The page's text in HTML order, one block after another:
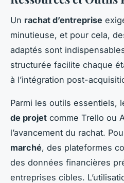
Un rachat d’entreprise
minutieuse, et pour cela,
adaptés sont
structurée facilite chaque
à l’intégration post-
Parmi les outils essentiels,
de projet comme Trello ou
l’avancement du rachat.
marché, des plateformes
des données financières
entreprises cibles.